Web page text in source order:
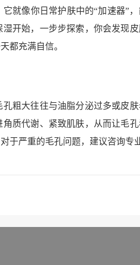
就像你日常护肤中的“加速器”
开始，一步步探索，你会发现
都充满自信。
粗大往往与油脂分泌过多或皮
质代谢、紧致肌肤，从而让毛
于严重的毛孔问题，建议咨询专